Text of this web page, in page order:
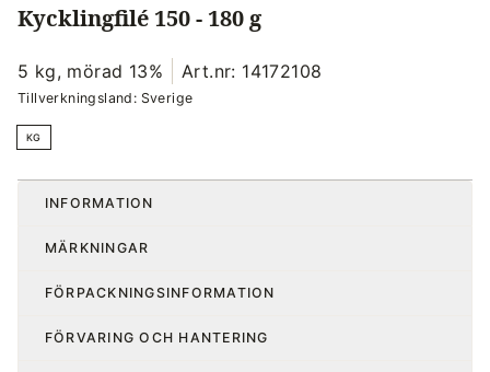
Kycklingfilé 150 - 180 g
5 kg, mörad 13% Art.nr: 14172108
Tillverkningsland: Sverige
KG
INFORMATION
MÄRKNINGAR
FÖRPACKNINGSINFORMATION
FÖRVARING OCH HANTERING